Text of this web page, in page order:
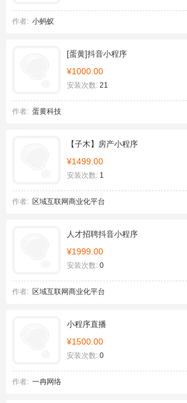
作者: 小蚂蚁
[蛋黄]抖音小程序
¥1000.00
安装次数: 21
作者: 蛋黄科技
【子木】房产小程序
¥1499.00
安装次数: 1
作者: 区域互联网商业化平台
人才招聘抖音小程序
¥1999.00
安装次数: 0
作者: 区域互联网商业化平台
小程序直播
¥1500.00
安装次数: 0
作者: 一冉网络